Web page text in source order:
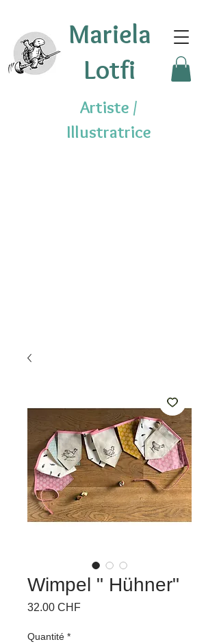
Mariela
Lotfi
Artiste /
Illustratrice
Wimpel " Hühner"
32.00 CHFPrix
Quantité *